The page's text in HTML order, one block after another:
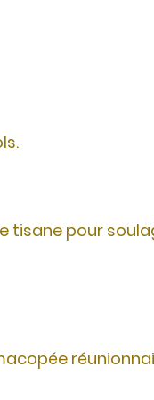
tisane pour